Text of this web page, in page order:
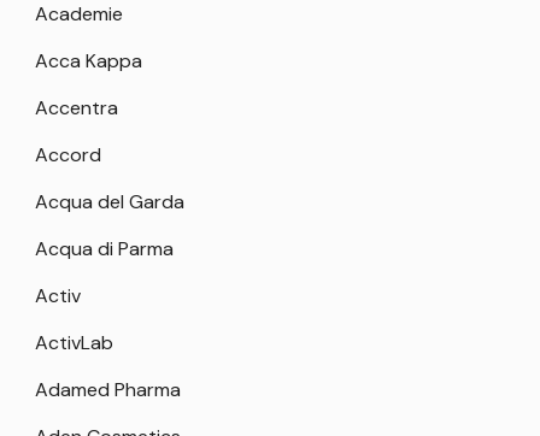
Academie
Acca Kappa
Accentra
Accord
Acqua del Garda
Acqua di Parma
Activ
ActivLab
Adamed Pharma